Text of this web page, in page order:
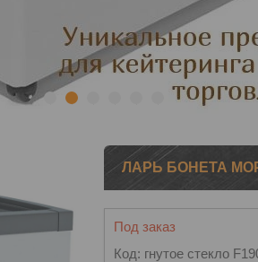
ЛАРЬ БОНЕТА
Под заказ
Код: гнутое стекло